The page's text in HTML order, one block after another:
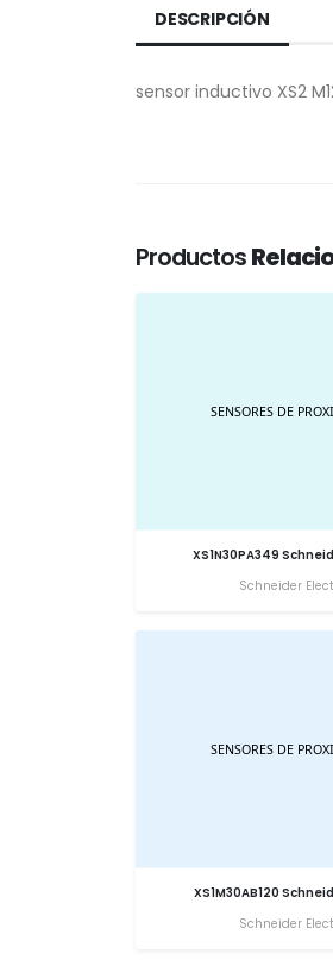
DESCRIPCIÓN
sensor inductivo XS2
Productos
XS1N30PA349
Schneider
XS1M30AB120
Schneider